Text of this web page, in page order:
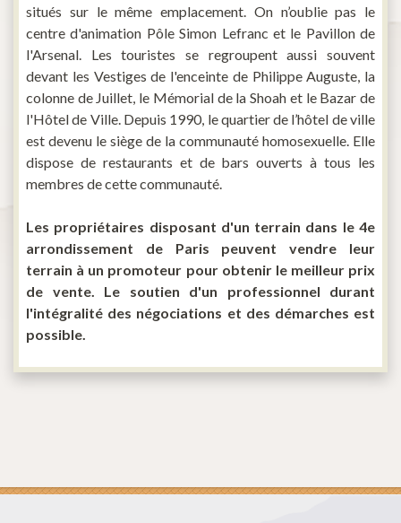
situés sur le même emplacement. On n’oublie pas le
centre d'animation Pôle Simon Lefranc et le Pavillon de
l'Arsenal. Les touristes se regroupent aussi souvent
devant les Vestiges de l'enceinte de Philippe Auguste, la
colonne de Juillet, le Mémorial de la Shoah et le Bazar de
l'Hôtel de Ville. Depuis 1990, le quartier de l’hôtel de ville
est devenu le siège de la communauté homosexuelle. Elle
dispose de restaurants et de bars ouverts à tous les
membres de cette communauté.
Les propriétaires disposant d'un terrain dans le 4e
arrondissement de Paris peuvent vendre leur
terrain à un promoteur pour obtenir le meilleur prix
de vente. Le soutien d'un professionnel durant
l'intégralité des négociations et des démarches est
possible.